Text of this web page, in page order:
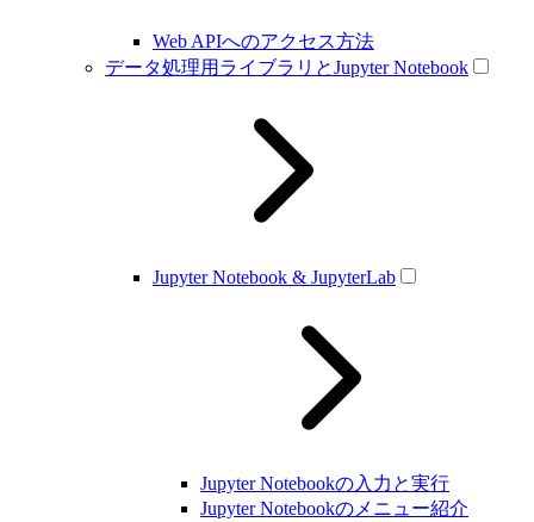
Web APIへのアクセス方法
データ処理用ライブラリとJupyter Notebook
Jupyter Notebook & JupyterLab
Jupyter Notebookの入力と実行
Jupyter Notebookのメニュー紹介